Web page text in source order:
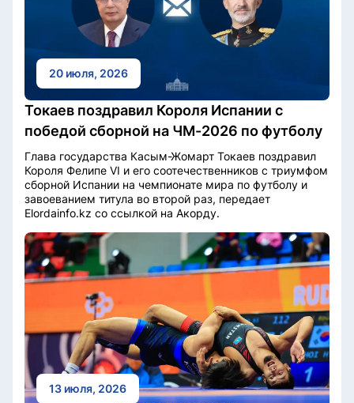
20 июля, 2026
Токаев поздравил Короля Испании с
победой сборной на ЧМ-2026 по футболу
Глава государства Касым-Жомарт Токаев поздравил
Короля Фелипе VI и его соотечественников с триумфом
сборной Испании на чемпионате мира по футболу и
завоеванием титула во второй раз, передает
Elordainfo.kz со ссылкой на Акорду.
13 июля, 2026